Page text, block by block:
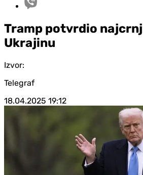
Tramp potvrdio
Ukrajinu
Izvor:
Telegraf
18.04.2025 19:12